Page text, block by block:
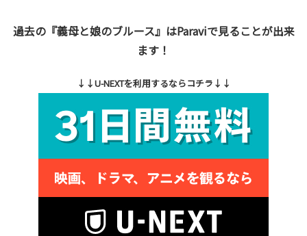
過去の『義母と娘のブルース』はParaviで見ることが出来
ます！
↓↓U-NEXTを利用するならコチラ↓↓